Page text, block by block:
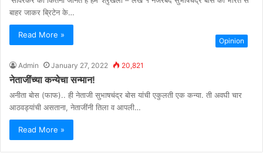
बाहर जाकर ब्रिटेन के…
Read More »
Opinion
Admin January 27, 2022 20,821
नेताजींच्या कन्येचा सन्मान!
अनीता बोस (फाफ).. ही नेताजी सुभाषचंद्र बोस यांची एकुलती एक कन्या. ती अवघी चार
आठवड्यांची असताना, नेताजींनी तिला व आपली…
Read More »